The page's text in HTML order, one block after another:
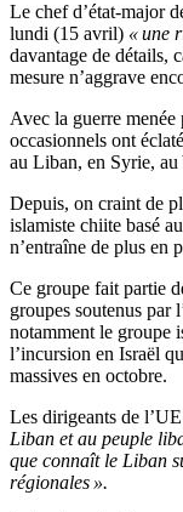
Le chef d’état-major
lundi (15 avril) « une
davantage de détails,
mesure n’aggrave
Avec la guerre menée
occasionnels ont
au Liban, en Syrie,
Depuis, on craint de
islamiste chiite basé
n’entraîne de plus en
Ce groupe fait partie
groupes soutenus par
notamment le groupe
l’incursion en Israël
massives en octobre.
Les dirigeants de
Liban et au peuple
que connaît le Liban
régionales ».